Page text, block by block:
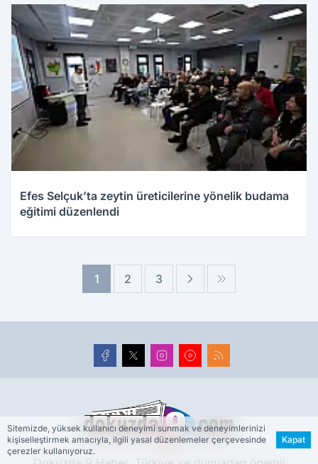
Efes Selçuk’ta zeytin üreticilerine yönelik budama
eğitimi düzenlendi
1 2 3
Sitemizde, yüksek kullanıcı deneyimi sunmak ve deneyimlerinizi
kişiselleştirmek amacıyla, ilgili yasal düzenlemeler çerçevesinde
çerezler kullanıyoruz.
Kapat